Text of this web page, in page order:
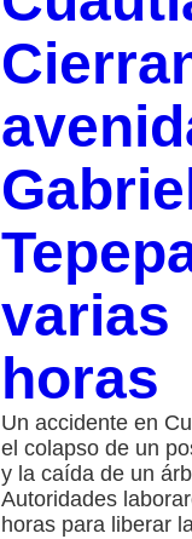
Gabriel
varias
horas
Un accidente en
el colapso de un
y la caída de un
Autoridades
horas para liberar